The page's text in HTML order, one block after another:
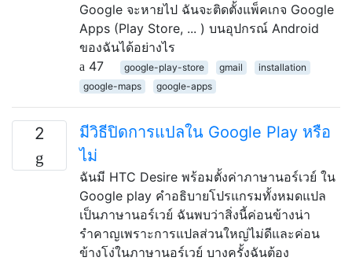
Google จะหายไป ฉันจะติดตั้งแพ็คเกจ Google
Apps (Play Store, ... ) บนอุปกรณ์ Android
ของฉันได้อย่างไร
47
google-play-store gmail
installation
google-maps
google-apps
2
มีวิธีปิดการแปลใน Google Play หรือ
ไม่
ฉันมี HTC Desire พร้อมตั้งค่าภาษานอร์เวย์ ใน
Google play คำอธิบายโปรแกรมทั้งหมดแปล
เป็นภาษานอร์เวย์ ฉันพบว่าสิ่งนี้ค่อนข้างน่า
รำคาญเพราะการแปลส่วนใหญ่ไม่ดีและค่อน
ข้างโง่ในภาษานอร์เวย์ บางครั้งฉันต้อง